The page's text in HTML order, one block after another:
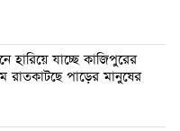
হারিয়ে যাচ্ছে কাজিপুরের
রাতকাটছে পাড়ের মানুষের